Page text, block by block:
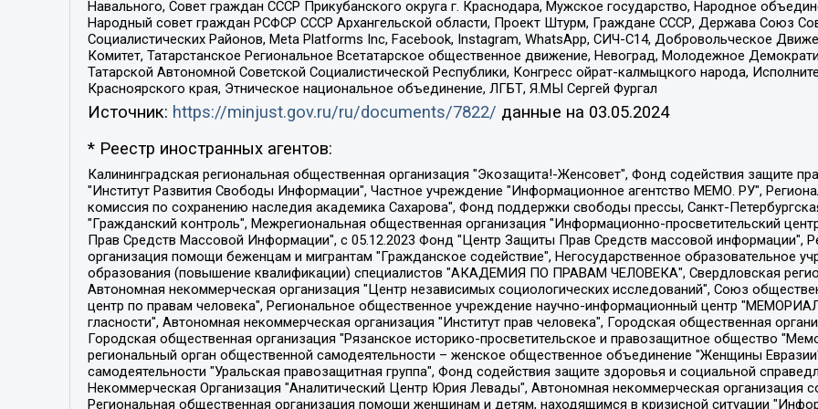
Навального, Совет граждан СССР Прикубанского округа г. Краснодара, Мужское государство, Народное
Народный совет граждан РСФСР СССР Архангельской области, Проект Штурм, Граждане СССР, Держава Союз
Социалистических Районов, Meta Platforms Inc, Facebook, Instagram, WhatsApp, СИЧ-С14, Добровольческое
Комитет, Татарстанское Региональное Всетатарское общественное движение, Невоград, Молодежное
Татарской Автономной Советской Социалистической Республики, Конгресс ойрат-калмыцкого народа,
Красноярского края, Этническое национальное объединение, ЛГБТ, Я.МЫ Сергей Фургал
Источник: https://minjust.gov.ru/ru/documents/7822/ данные на 03.05.2024
* Реестр иностранных агентов:
Калининградская региональная общественная организация "Экозащита!-Женсовет", Фонд содействия защите прав и свобод граждан "Общественный вердикт", Фонд "Институт Развития Свободы Информации", Частное учреждение "Информационное агентство МЕМО. РУ", Региональная общественная организация "Общественная комиссия по сохранению наследия академика Сахарова", Фонд поддержки свободы прессы, Санкт-Петербургская общественная правозащитная организация "Гражданский контроль", Межрегиональная общественная организация "Информационно-просветительский центр "Мемориал", Региональный Фонд "Центр Защиты Прав Средств Массовой Информации", с 05.12.2023 Фонд "Центр Защиты Прав Средств массовой информации", Региональная общественная благотворительная организация помощи беженцам и мигрантам "Гражданское содействие", Негосударственное образовательное учреждение дополнительного профессионального образования (повышение квалификации) специалистов "АКАДЕМИЯ ПО ПРАВАМ ЧЕЛОВЕКА", Свердловская региональная общественная организация "Сутяжник", Автономная некоммерческая организация "Центр независимых социологических исследований", Союз общественных объединений "Российский исследовательский центр по правам человека", Региональное общественное учреждение научно-информационный центр "МЕМОРИАЛ", Некоммерческая организация "Фонд защиты гласности", Автономная некоммерческая организация "Институт прав человека", Городская общественная организация "Екатеринбургское общество "МЕМОРИАЛ", Городская общественная организация "Рязанское историко-просветительское и правозащитное общество "Мемориал" (Рязанский Мемориал), Челябинский региональный орган общественной самодеятельности – женское общественное объединение "Женщины Евразии", Челябинский региональный орган общественной самодеятельности "Уральская правозащитная группа", Фонд содействия защите здоровья и социальной справедливости имени Андрея Рылькова, Автономная Некоммерческая Организация "Аналитический Центр Юрия Левады", Автономная некоммерческая организация социальной поддержки населения "Проект Апрель", Региональная общественная организация помощи женщинам и детям, находящимся в кризисной ситуации "Информационно-методический центр "Анна", Фонд содействия развитию массовых коммуникаций и правовому просвещению "Так-так-Так", Фонд содействия устойчивому развитию "Серебряная тайга", Свердловский региональный общественный фонд социальных проектов "Новое время", "Idel.Реалии", Кавказ.Реалии, Крым.Реалии, Телеканал Настоящее Время, Татаро-башкирская служба Радио Свобода (Azatliq Radiosi), Радио Свободная Европа/Радио Свобода (PCE/PC), "Сибирь.Реалии", "Фактограф", Благотворительный фонд помощи осужденным и их семьям, Автономная некоммерческая организация "Институт глобализации и социальных движений", Фонд "В защиту прав заключенных", Частное учреждение "Центр поддержки и содействия развитию средств массовой информации", Пензенский региональный общественный благотворительный фонд "Гражданский союз", "Север.Реалии", Некоммерческая организация Фонд "Правовая инициатива", Общество с ограниченной ответственностью "Радио Свободная Европа/Радио Свобода", Чешское информационное агентство "MEDIUM-ORIENT", Красноярская региональная общественная организация "Мы против СПИДа", Камалягин Денис Николаевич, Маркелов Сергей Евгеньевич, Пономарев Лев Александрович, Савицкая Людмила Алексеевна, Автономная некоммерческая организация "Центр по работе с проблемой насилия "НАСИЛИЮ.НЕТ", Межрегиональный профессиональный союз работников здравоохранения "Альянс врачей", Юридическое лицо, зарегистрированное в Латвийской Республике, SIA "Medusa Project" (регистрационный номер 40103797863, дата регистрации 10.06.2014), Некоммерческая организация "Фонд по борьбе с коррупцией", Автономная некоммерческая организация "Институт права и публичной политики", Баданин Роман Сергеевич, Гликин Максим Александрович, Железнова Мария Михайловна, Лукьянова Юлия Сергеевна, Маетная Елизавета Витальевна, Маняхин Петр Борисович, Чуракова Ольга Владимировна, Ярош Юлия Петровна, Юридическое лицо "The Insider SIA", зарегистрированное в Риге, Латвийская Республика (дата регистрации 26.06.2015), являющееся администратором доменного имени интернет-издания "The Insider SIA", https://theins.ru, Постернак Алексей Евгеньевич, Рубин Михаил Аркадьевич, Анин Роман Александрович, Юридическое лицо Istories fonds, зарегистрированное в Латвийской Республике (регистрационный номер 50008295751, дата регистрации 24.02.2020), Великовский Дмитрий Александрович, Долинина Ирина Николаевна, Мароховская Алеся Алексеевна, Шлейнов Роман Юрьевич, Шмагун Олеся Валентиновна, Общество с ограниченной ответственностью "Альтаир 2021", Общество с ограниченной ответственностью "Вега 2021", Общество с ограниченной ответственностью "Главный редактор 2021", Общество с ограниченной ответственностью "Ромашки монолит", Важенков Артем Валерьевич, Ивановская областная общественная организация "Центр гендерных исследований", Гурман Юрий Альбертович, Медиапроект "ОВД-Инфо", Егоров Владимир Владимирович, Жилинский Владимир Александрович, Общество с ограниченной ответственностью "ЗП", Иванова София Юрьевна, Карезина Инна Павловна, Кильтау Екатерина Викторовна, Петров Алексей Викторович, Пискунов Сергей Евгеньевич, Смирнов Сергей Сергеевич, Тихонов Михаил Сергеевич, Общество с ограниченной ответственностью "ЖУРНАЛИСТ-ИНОСТРАННЫЙ АГЕНТ", Арапова Галина Юрьевна, Вольтская Татьяна Анатольевна, Американская компания "Mason G.E.S. Anonymous Foundation" (США), являющаяся владельцем интернет-издания https://mnews.world/, Компания "Stichting Bellingcat", зарегистрированная в Нидерландах (дата регистрации 11.07.2018), Захаров Андрей Вячеславович, Клепиковская Екатерина Дмитриевна, Общество с ограниченной ответственностью "МЕМО", Перл Роман Александрович, Симонов Евгений Алексеевич, Соловьева Елена Анатольевна, Сотников Даниил Владимирович, Сурначева Елизавета Дмитриевна, Автономная некоммерческая организация по защите прав человека и информированию населения "Якутия – Наше Мнение", Общество с ограниченной ответственностью "Москоу диджитал медиа", с 26.01.2023 Общество с ограниченной ответственностью "Чайка Белые сады", Ветошкина Валерия Валерьевна, Заговора Максим Александрович, Межрегиональное общественное движение "Российская ЛГБТ - сеть", Оленичев Максим Владимирович, Павлов Иван Юрьевич, Скворцова Елена Сергеевна, Общество с ограниченной ответственностью "Как бы инагент", Кочетков Игорь Викторович, Общество с ограниченной ответственностью "Честные выборы", Еланчик Олег Александрович, Общество с ограниченной ответственностью "Нобелевский призыв", Гималова Регина Эмилевна, Григорьев Андрей Валерьевич, Григорьева Алина Александровна, Ассоциация по содействию защите прав призывников, альтернативнослужащих и военнослужащих "Правозащитная группа